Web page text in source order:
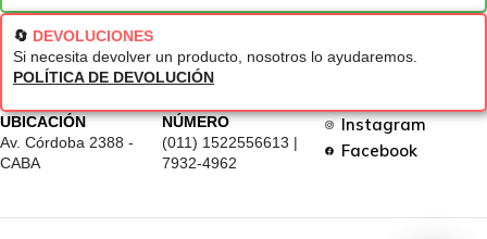
🔄 DEVOLUCIONES
Si necesita devolver un producto, nosotros lo ayudaremos.
POLÍTICA DE DEVOLUCIÓN
UBICACIÓN
Av. Córdoba 2388 -
CABA
NÚMERO
(011) 1522556613 |
7932-4962
Instagram
Facebook